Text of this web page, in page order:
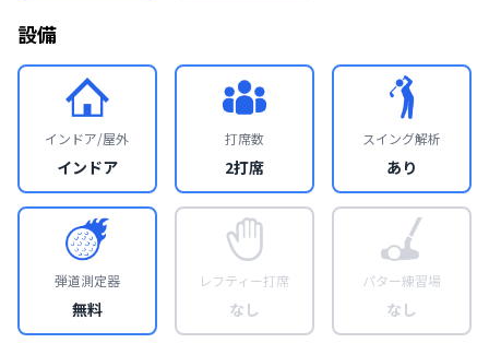
設備
インドア/屋外
インドア
打席数
2打席
スイング解析
あり
弾道測定器
無料
レフティー打席
なし
パター練習場
なし